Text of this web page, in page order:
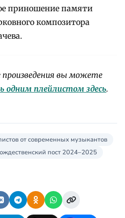
приношение памяти
композитора
произведения вы можете
одним плейлистом здесь.
от современных музыкантов
пост 2024–2025